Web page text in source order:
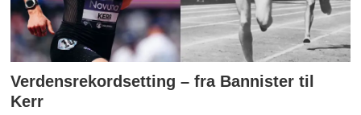
Verdensrekordsetting – fra Bannister til
Kerr